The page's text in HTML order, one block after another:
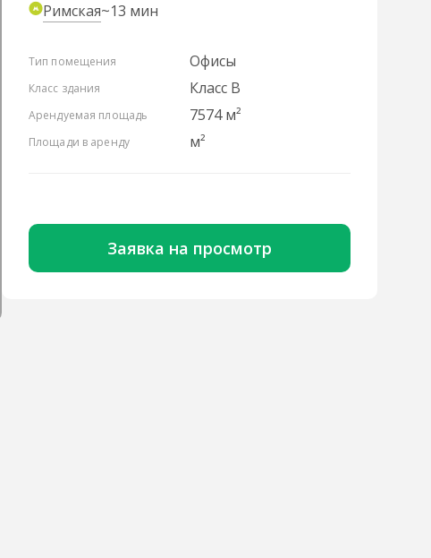
Римская~13 мин
Тип помещения Офисы
Класс здания Класс B
Арендуемая площадь 7574 м²
Площади в аренду м²
Заявка на просмотр